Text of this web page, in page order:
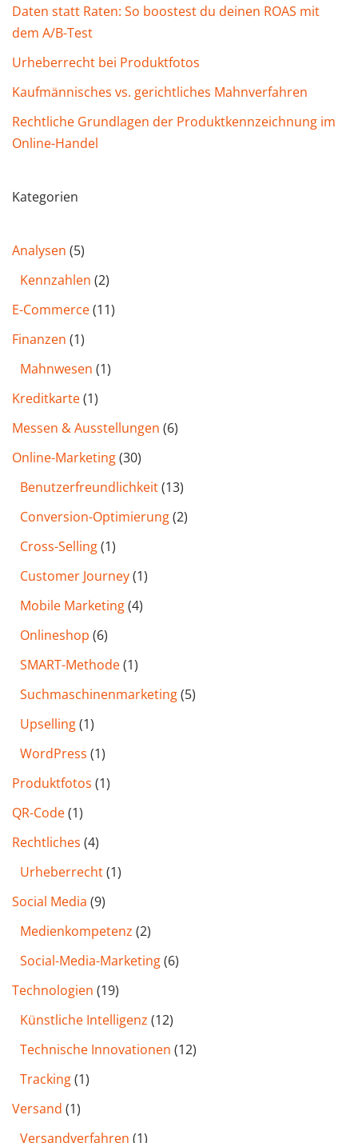
Daten statt Raten: So boostest du deinen ROAS mit
dem A/B-Test
Urheberrecht bei Produktfotos
Kaufmännisches vs. gerichtliches Mahnverfahren
Rechtliche Grundlagen der Produktkennzeichnung im
Online-Handel
Kategorien
Analysen (5)
Kennzahlen (2)
E-Commerce(11)
Finanzen (1)
Mahnwesen (1)
Kreditkarte(1)
Messen & Ausstellungen (6)
Online-Marketing(30)
Benutzer­freund­lichkeit(13)
Conversion-Optimierung(2)
Cross-Selling(1)
Customer Journey(1)
Mobile Marketing(4)
Onlineshop (6)
SMART-Methode(1)
Such­maschinen­marketing(5)
Upselling(1)
WordPress (1)
Produktfotos (1)
QR-Code(1)
Rechtliches (4)
Urheberrecht(1)
Social Media (9)
Medienkompetenz (2)
Social-Media-Marketing(6)
Technologien (19)
Künstliche Intelligenz (12)
Technische Innovationen (12)
Tracking(1)
Versand (1)
Versandverfahren (1)